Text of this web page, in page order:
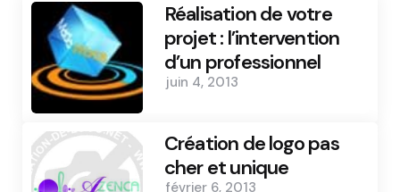
Réalisation de votre
projet : l’intervention
d’un professionnel
juin 4, 2013
Création de logo pas
cher et unique
février 6, 2013